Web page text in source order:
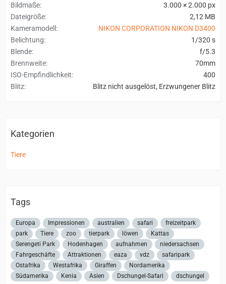
Bildmaße
3.000 × 2.000 px
Dateigröße
2,12 MB
Kameramodell
NIKON CORPORATION NIKON D3400
Belichtung
1/320 s
Blende
f/5.3
Brennweite
70mm
ISO-Empfindlichkeit
400
Blitz
Blitz nicht ausgelöst, Erzwungener Blitz
Kategorien
Tiere
Tags
Europa Impressionen australien safari
freizeitpark
park
Tiere zoo tierpark löwen
Kattas
Serengeti Park
Hodenhagen aufnahmen
niedersachsen
Fahrgeschäfte
Attraktionen eaza vdz
safaripark
Ostafrika
Westafrika Giraffen
Nordamerika
Südamerika
Kenia Asien Dschungel-Safari dschungel